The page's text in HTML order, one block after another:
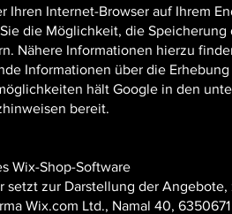
Ihren Internet-Browser auf Ihrem
die Möglichkeit, die
Nähere Informationen hierzu
Informationen über die
hält Google in den
bereit.
Wix-Shop-Software
setzt zur Darstellung der
Wix.com Ltd., Namal 40,